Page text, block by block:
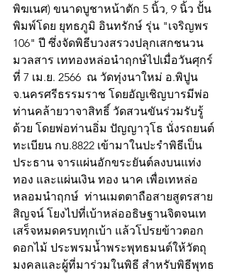
พิฆเนศ) ขนาดบูชาหน้าตัก 5 นิ้ว, 9 นิ้ว ปั้น
พิมพ์โดย ยุทธภูมิ อินทรักษ์ รุ่น "เจริญพร
106" ปี ซึ่งจัดพิธีบวงสรวงปลุกเสกชนวน
มวลสาร เททองหล่อนำฤกษ์ไปเมื่อวันศุกร์
ที่ 7 เม.ย. 2566  ณ วัดทุ่งนาใหม่ อ.พิปูน
จ.นครศรีธรรมราช โดยอัญเชิญบารมีพ่อ
ท่านคล้ายวาจาสิทธิ์ วัดสวนขันร่วมรับรู้
ด้วย โดยพ่อท่านอิ่ม ปัญญาวุโธ นั่งรถยนต์
ทะเบียน กบ.8822 เข้ามาในปะรำพิธีเป็น
ประธาน จารแผ่นอักขระยันต์ลงบนแท่ง
ทอง และแผ่นเงิน ทอง นาค เพื่อเทหล่อ
หลอมนำฤกษ์  ท่านเมตตาถือสายสูตรสาย
สิญจน์ โยงไปที่เบ้าหล่ออธิษฐานจิตจนเท
เสร็จหมดครบทุกเบ้า แล้วโปรยข้าวตอก
ดอกไม้ ประพรมน้ำพระพุทธมนต์ให้วัตถุ
มงคลและผู้ที่มาร่วมในพิธี สำหรับพิธีพุทธ